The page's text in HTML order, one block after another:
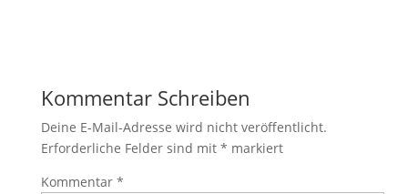
Kommentar Schreiben
Deine E-Mail-Adresse wird nicht veröffentlicht.
Erforderliche Felder sind mit * markiert
Kommentar *